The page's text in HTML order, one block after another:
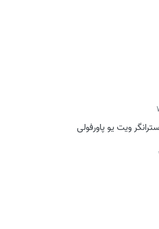
ویت یو پاورفولی